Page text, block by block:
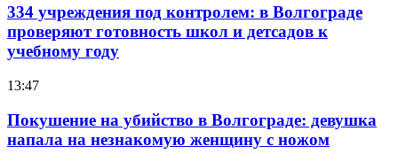
334 учреждения под контролем: в Волгограде
проверяют готовность школ и детсадов к
учебному году
13:47
Покушение на убийство в Волгограде: девушка
напала на незнакомую женщину с ножом